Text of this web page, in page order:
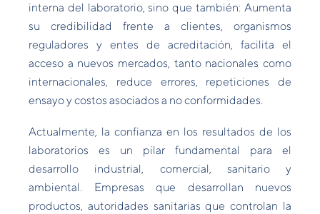
interna del laboratorio, sino que también: Aumenta
su credibilidad frente a clientes, organismos
reguladores y entes de acreditación, facilita el
acceso a nuevos mercados, tanto nacionales como
internacionales, reduce errores, repeticiones de
ensayo y costos asociados a no conformidades.
Actualmente, la confianza en los resultados de los
laboratorios es un pilar fundamental para el
desarrollo industrial, comercial, sanitario y
ambiental. Empresas que desarrollan nuevos
productos, autoridades sanitarias que controlan la